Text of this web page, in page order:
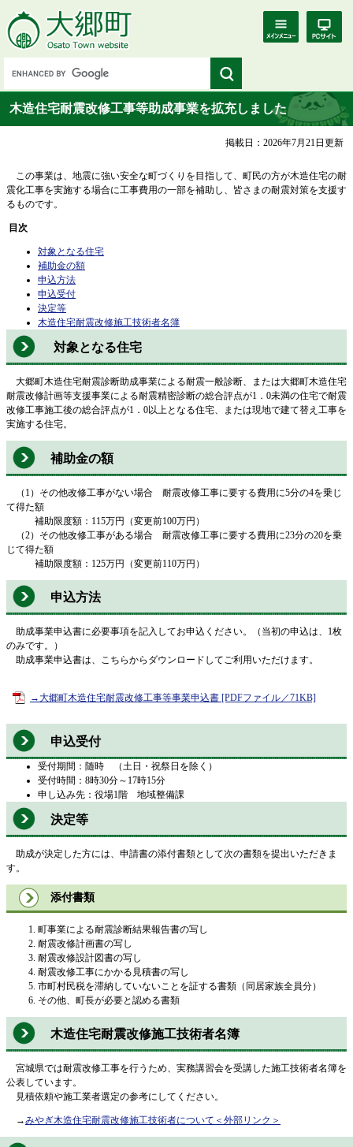
木造住宅耐震改修工事等助成事業を拡充しました
掲載日：2026年7月21日更新
この事業は、地震に強い安全な町づくりを目指して、町民の方が木造住宅の耐
震化工事を実施する場合に工事費用の一部を補助し、皆さまの耐震対策を支援す
るものです。
目次
対象となる住宅
補助金の額
申込方法
申込受付
決定等
木造住宅耐震改修施工技術者名簿
対象となる住宅
大郷町木造住宅耐震診断助成事業による耐震一般診断、または大郷町木造住宅
耐震改修計画等支援事業による耐震精密診断の総合評点が1．0未満の住宅で耐震
改修工事施工後の総合評点が1．0以上となる住宅、または現地で建て替え工事を
実施する住宅。
補助金の額
（1）その他改修工事がない場合 耐震改修工事に要する費用に5分の4を乗じ
て得た額
補助限度額：115万円（変更前100万円）
（2）その他改修工事がある場合 耐震改修工事に要する費用に23分の20を乗
じて得た額
補助限度額：125万円（変更前110万円）
申込方法
助成事業申込書に必要事項を記入してお申込ください。（当初の申込は、1枚
のみです。）
助成事業申込書は、こちらからダウンロードしてご利用いただけます。
→大郷町木造住宅耐震改修工事等事業申込書 [PDFファイル／71KB]
申込受付
受付期間：随時 （土日・祝祭日を除く）
受付時間：8時30分～17時15分
申し込み先：役場1階 地域整備課
決定等
助成が決定した方には、申請書の添付書類として次の書類を提出いただきま
す。
添付書類
町事業による耐震診断結果報告書の写し
耐震改修計画書の写し
耐震改修設計図書の写し
耐震改修工事にかかる見積書の写し
市町村民税を滞納していないことを証する書類（同居家族全員分）
その他、町長が必要と認める書類
木造住宅耐震改修施工技術者名簿
宮城県では耐震改修工事を行うため、実務講習会を受講した施工技術者名簿を
公表しています。
見積依頼や施工業者選定の参考にしてください。
→みやぎ木造住宅耐震改修施工技術者について ＜外部リンク＞